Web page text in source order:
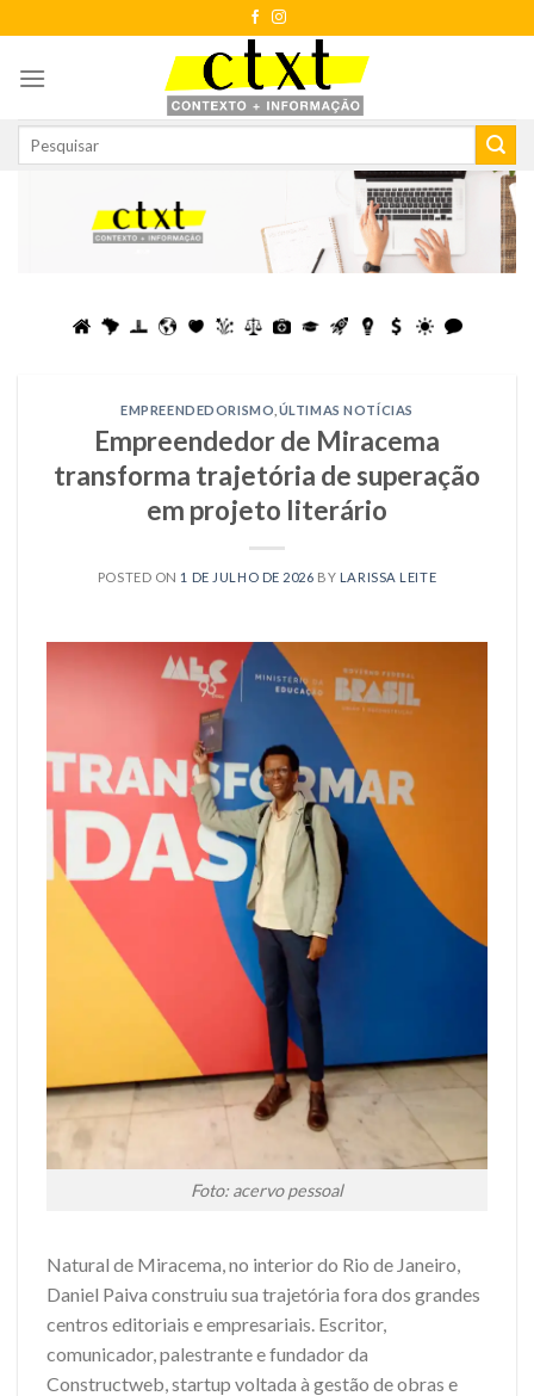
to
content
EMPREENDEDORISMO ÚLTIMAS NOTÍCIAS
Empreendedor de Miracema
transforma trajetória de superação
em projeto literário
POSTED ON 1 DE JULHO DE 2026 BY LARISSA LEITE
Foto: acervo pessoal
Natural de Miracema, no interior do Rio de Janeiro,
Daniel Paiva construiu sua trajetória fora dos grandes
centros editoriais e empresariais. Escritor,
comunicador, palestrante e fundador da
Constructweb, startup voltada à gestão de obras e